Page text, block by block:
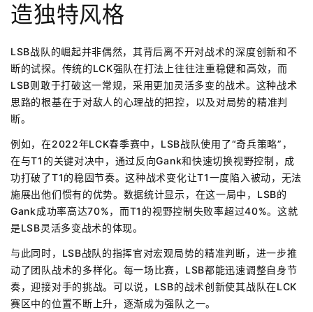
造独特风格
LSB战队的崛起并非偶然，其背后离不开对战术的深度创新和不
断的试探。传统的LCK强队在打法上往往注重稳健和高效，而
LSB则敢于打破这一常规，采用更加灵活多变的战术。这种战术
思路的根基在于对敌人的心理战的把控，以及对局势的精准判
断。
例如，在2022年LCK春季赛中，LSB战队使用了“奇兵策略”，
在与T1的关键对决中，通过反向Gank和快速切换视野控制，成
功打破了T1的稳固节奏。这种战术变化让T1一度陷入被动，无法
施展出他们惯有的优势。数据统计显示，在这一局中，LSB的
Gank成功率高达70%，而T1的视野控制失败率超过40%。这就
是LSB灵活多变战术的体现。
与此同时，LSB战队的指挥官对宏观局势的精准判断，进一步推
动了团队战术的多样化。每一场比赛，LSB都能迅速调整自身节
奏，迎接对手的挑战。可以说，LSB的战术创新使其战队在LCK
赛区中的位置不断上升，逐渐成为强队之一。